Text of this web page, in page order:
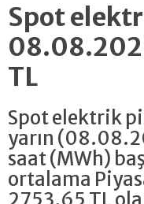
Spot
TL
Spot elektrik
yarın
saat (MWh)
ortalama